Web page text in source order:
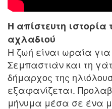
Η απίστευτη ιστορία
αχλαδιού
Η ζωή είναι ωραία
Σεμπαστιάν και τη
δήμαρχος της
εξαφανίζεται.
μήνυμα μέσα σε ένα